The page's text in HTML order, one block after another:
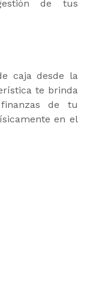
de tus
caja desde la
te brinda
de tu
en el